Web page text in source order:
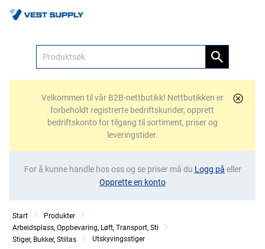
Velkommen til vår B2B-nettbutikk! Nettbutikken er
forbeholdt registrerte bedriftskunder, opprett
bedriftskonto for tilgang til sortiment, priser og
leveringstider.
For å kunne handle hos oss og se priser må du Logg på eller
Opprette en konto
Start
Produkter
Arbeidsplass, Oppbevaring, Løft, Transport, Sti
Stiger, Bukker, Stillas
Utskyvingsstiger